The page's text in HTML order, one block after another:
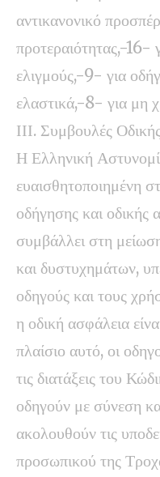
αντικανονικό
προτεραιότητας,-16-
ελιγμούς,-9- για
ελαστικά,-8- για μη
ΙΙΙ. Συμβουλές
Η Ελληνική
ευαισθητοποιημένη
οδήγησης και οδικής
συμβάλλει στη
και δυστυχημάτων,
οδηγούς και τους
η οδική ασφάλεια
πλαίσιο αυτό, οι
τις διατάξεις του
οδηγούν με σύνεση
ακολουθούν τις
προσωπικού της